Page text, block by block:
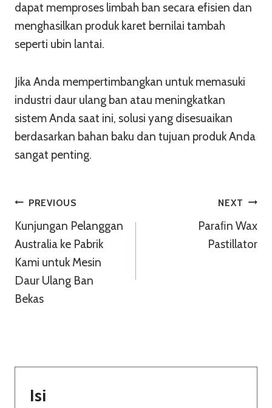
dapat memproses limbah ban secara efisien dan
menghasilkan produk karet bernilai tambah
seperti ubin lantai.
Jika Anda mempertimbangkan untuk memasuki
industri daur ulang ban atau meningkatkan
sistem Anda saat ini, solusi yang disesuaikan
berdasarkan bahan baku dan tujuan produk Anda
sangat penting.
Navigasi
Pos
PREVIOUS
Kunjungan Pelanggan
Australia ke Pabrik
Kami untuk Mesin
Daur Ulang Ban
Bekas
NEXT
Paraﬁn Wax
Pastillator
Isi